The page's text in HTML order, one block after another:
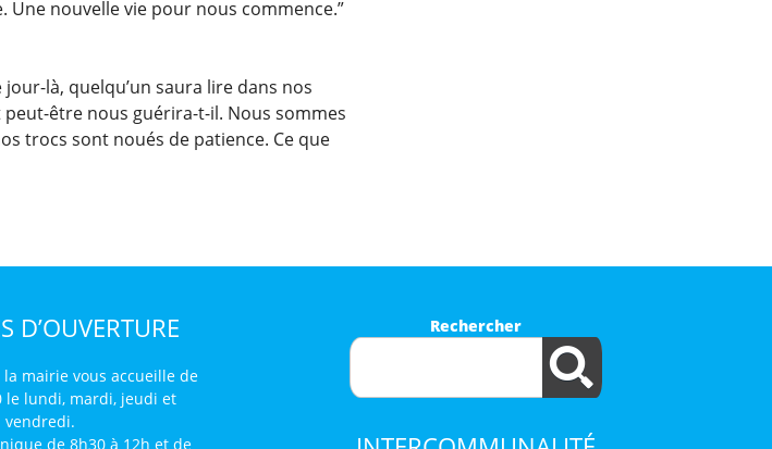
nouvelle vie pour nous commence.”
là, quelqu’un saura lire dans nos
peut-être nous guérira-t-il. Nous sommes
trocs sont noués de patience. Ce que
D’OUVERTURE
mairie vous accueille de
le lundi, mardi, jeudi et
vendredi.
de 8h30 à 12h et de
Rechercher